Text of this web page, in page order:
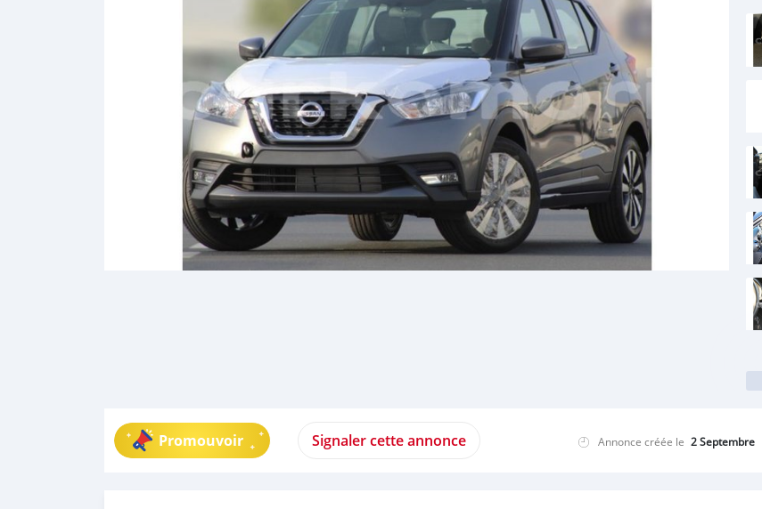
Promouvoir Signaler cette annonce Annonce créée le 2 Septembre